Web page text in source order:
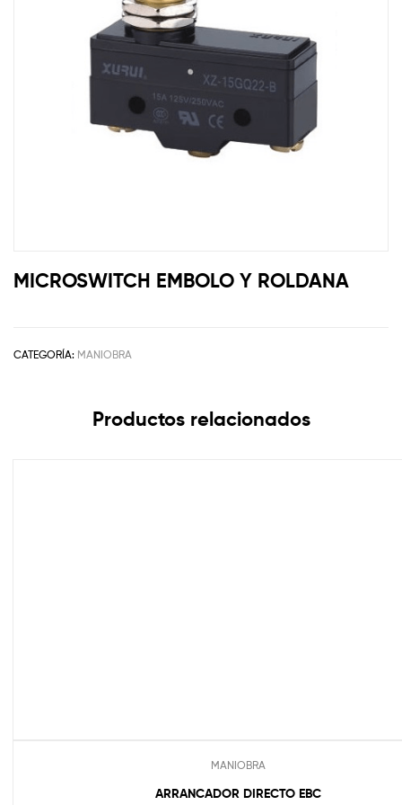
MICROSWITCH EMBOLO Y ROLDANA
CATEGORÍA: MANIOBRA
Productos relacionados
MANIOBRA
ARRANCADOR DIRECTO EBC